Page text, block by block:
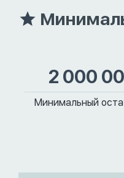
2 000
Минимальный